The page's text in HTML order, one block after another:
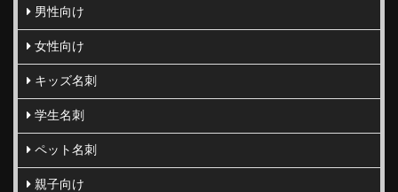
男性向け
女性向け
キッズ名刺
学生名刺
ペット名刺
親子向け